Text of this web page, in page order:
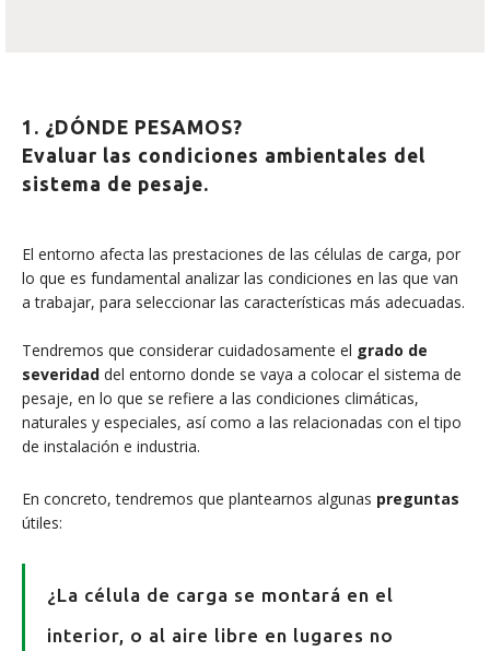
1. ¿DÓNDE PESAMOS?
Evaluar las condiciones ambientales del
sistema de pesaje.
El entorno afecta las prestaciones de las células de carga, por
lo que es fundamental analizar las condiciones en las que van
a trabajar, para seleccionar las características más adecuadas.
Tendremos que considerar cuidadosamente el grado de
severidad del entorno donde se vaya a colocar el sistema de
pesaje, en lo que se refiere a las condiciones climáticas,
naturales y especiales, así como a las relacionadas con el tipo
de instalación e industria.
En concreto, tendremos que plantearnos algunas preguntas
útiles:
¿La célula de carga se montará en el
interior, o al aire libre en lugares no